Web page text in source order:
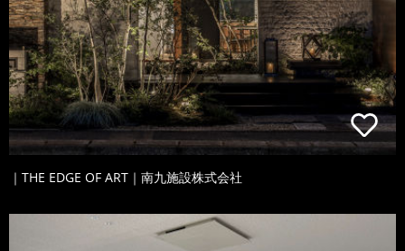
｜THE EDGE OF ART｜南九施設株式会社